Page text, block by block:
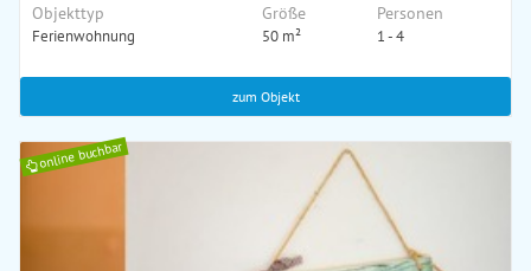
Objekttyp
Ferienwohnung
Größe
50 m²
Personen
1 - 4
zum Objekt
online buchbar